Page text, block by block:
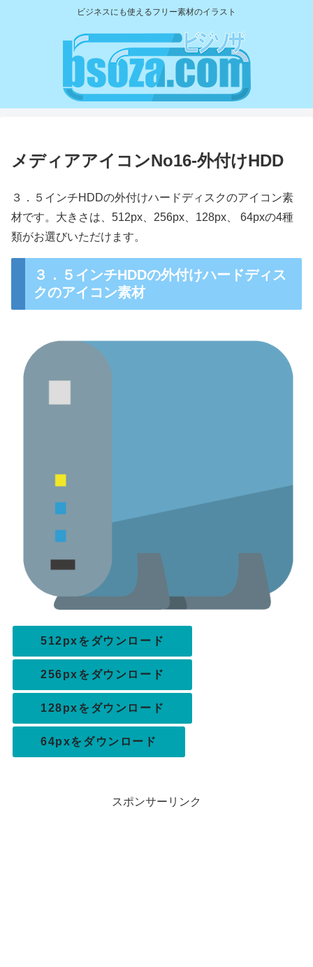
ビジネスにも使えるフリー素材のイラスト
メディアアイコンNo16-外付けHDD
３．５インチHDDの外付けハードディスクのアイコン素
材です。大きさは、512px、256px、128px、 64pxの4種
類がお選びいただけます。
３．５インチHDDの外付けハードディス
クのアイコン素材
512pxをダウンロード
256pxをダウンロード
128pxをダウンロード
64pxをダウンロード
スポンサーリンク